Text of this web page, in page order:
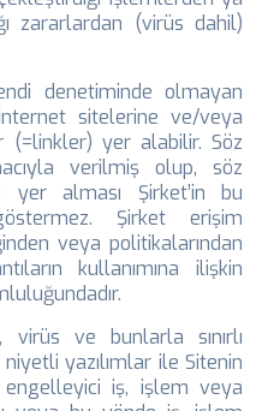
zararlardan (virüs dahil)
denetiminde olmayan
sitelerine ve/veya
(=linkler) yer alabilir. Söz
verilmiş olup, söz
yer alması Şirket’in bu
göstermez. Şirket erişim
veya politikalarından
kullanımına ilişkin
virüs ve bunlarla sınırlı
yazılımlar ile Sitenin
engelleyici iş, işlem veya